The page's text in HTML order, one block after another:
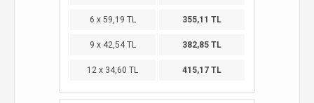
6 x 59,19 TL 355,11 TL
9 x 42,54 TL 382,85 TL
12 x 34,60 TL 415,17 TL